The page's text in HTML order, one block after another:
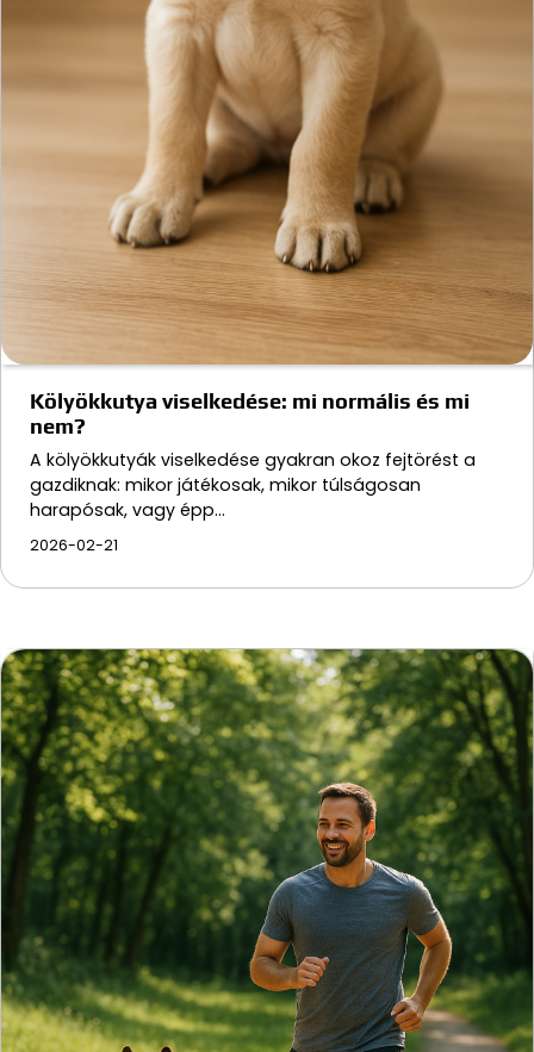
Kölyökkutya viselkedése: mi normális és mi
nem?
A kölyökkutyák viselkedése gyakran okoz fejtörést a
gazdiknak: mikor játékosak, mikor túlságosan
harapósak, vagy épp…
2026-02-21